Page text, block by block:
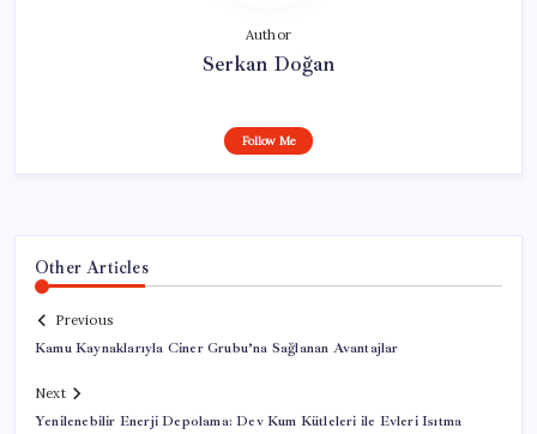
Author
Serkan Doğan
Follow Me
Other Articles
Previous
Kamu Kaynaklarıyla Ciner Grubu’na Sağlanan Avantajlar
Next
Yenilenebilir Enerji Depolama: Dev Kum Kütleleri ile Evleri Isıtma